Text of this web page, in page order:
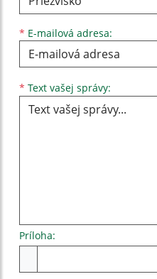
* E-mailová adresa:
* Text vašej správy:
Príloha: